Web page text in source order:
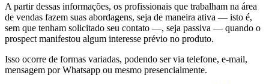
A partir dessas informações, os profissionais que trabalham na área
de vendas fazem suas abordagens, seja de maneira ativa — isto é,
sem que tenham solicitado seu contato —, seja passiva — quando o
prospect manifestou algum interesse prévio no produto.
Isso ocorre de formas variadas, podendo ser via telefone, e-mail,
mensagem por Whatsapp ou mesmo presencialmente.